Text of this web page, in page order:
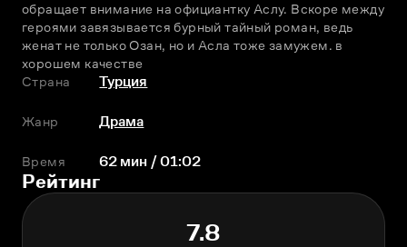
обращает внимание на официантку Аслу. Вскоре между
героями завязывается бурный тайный роман, ведь
женат не только Озан, но и Асла тоже замужем. в
хорошем качестве
Страна
Турция
Жанр Драма
Время 62 мин / 01:02
Рейтинг
7.8